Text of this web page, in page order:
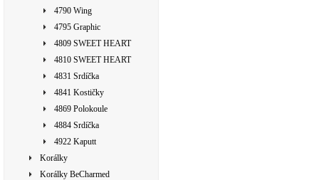
4790 Wing
4795 Graphic
4809 SWEET HEART
4810 SWEET HEART
4831 Srdíčka
4841 Kostičky
4869 Polokoule
4884 Srdíčka
4922 Kaputt
Korálky
Korálky BeCharmed